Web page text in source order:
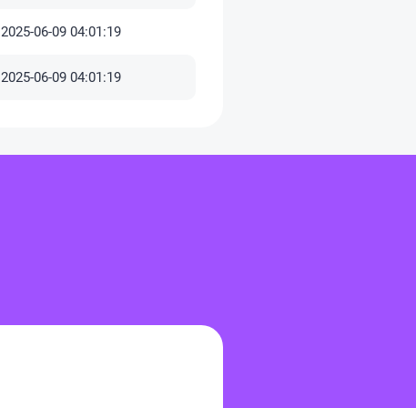
2025-06-09 04:01:19
2025-06-09 04:01:19